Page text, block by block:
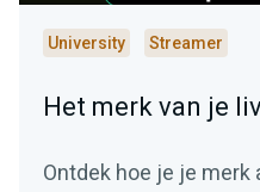
University Streamer
Het merk van je
Ontdek hoe je je